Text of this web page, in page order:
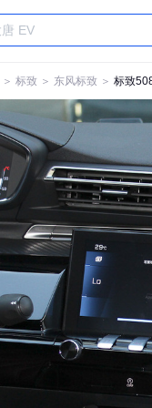
＞ 标致 ＞ 东风标致 ＞ 标致